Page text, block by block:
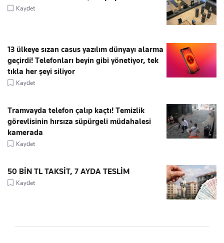
Kaydet
13 ülkeye sızan casus yazılım dünyayı alarma
geçirdi! Telefonları beyin gibi yönetiyor, tek
tıkla her şeyi siliyor
Kaydet
Tramvayda telefon çalıp kaçtı! Temizlik
görevlisinin hırsıza süpürgeli müdahalesi
kamerada
Kaydet
50 BİN TL TAKSİT, 7 AYDA TESLİM
Kaydet